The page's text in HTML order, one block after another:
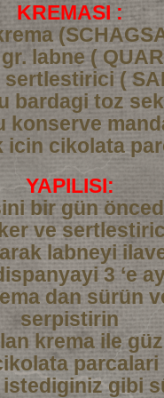
KREMASI :
labne (
(
bardagi toz
konserve
icin cikolata
YAPILISI:
bir gün
ve
labneyi
3 ‘e
dan sürün
serpistirin
krema ile
gibi